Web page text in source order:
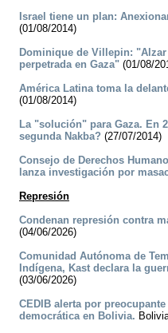
Israel tiene un plan:
(01/08/2014)
Dominique de Villepin:
perpetrada en Gaza" (01/08/
América Latina toma la
(01/08/2014)
La "solución" para Gaza. En
segunda Nakba? (27/07/2014)
Consejo de Derechos
lanza investigación por
Represión
Condenan represión contra
(04/06/2026)
Comunidad Autónoma de
Indígena, Kast declara la
(03/06/2026)
CEDIB alerta por
democrática en Bolivia.